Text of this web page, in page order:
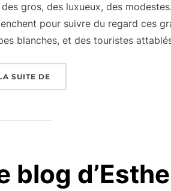
gros, des luxueux, des
pour suivre du regard ces
blanches, et des touristes
SUITE DE« DÎNER-CROISIÈRE GRAND
blog